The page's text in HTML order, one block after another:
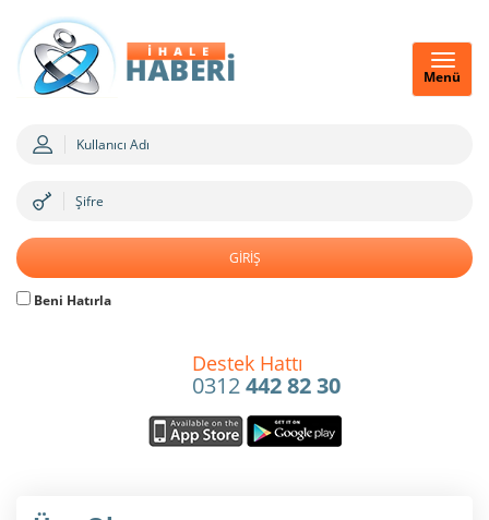
Menü
Beni Hatırla
Destek Hattı
0312442 82 30